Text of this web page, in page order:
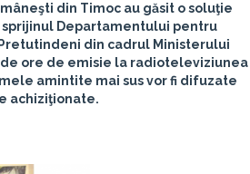
din Timoc au găsit o soluţie
sprijinul Departamentului pentru
din cadrul Ministerului
ore de emisie la radioteleviziunea
amintite mai sus vor fi difuzate
achiziţionate.